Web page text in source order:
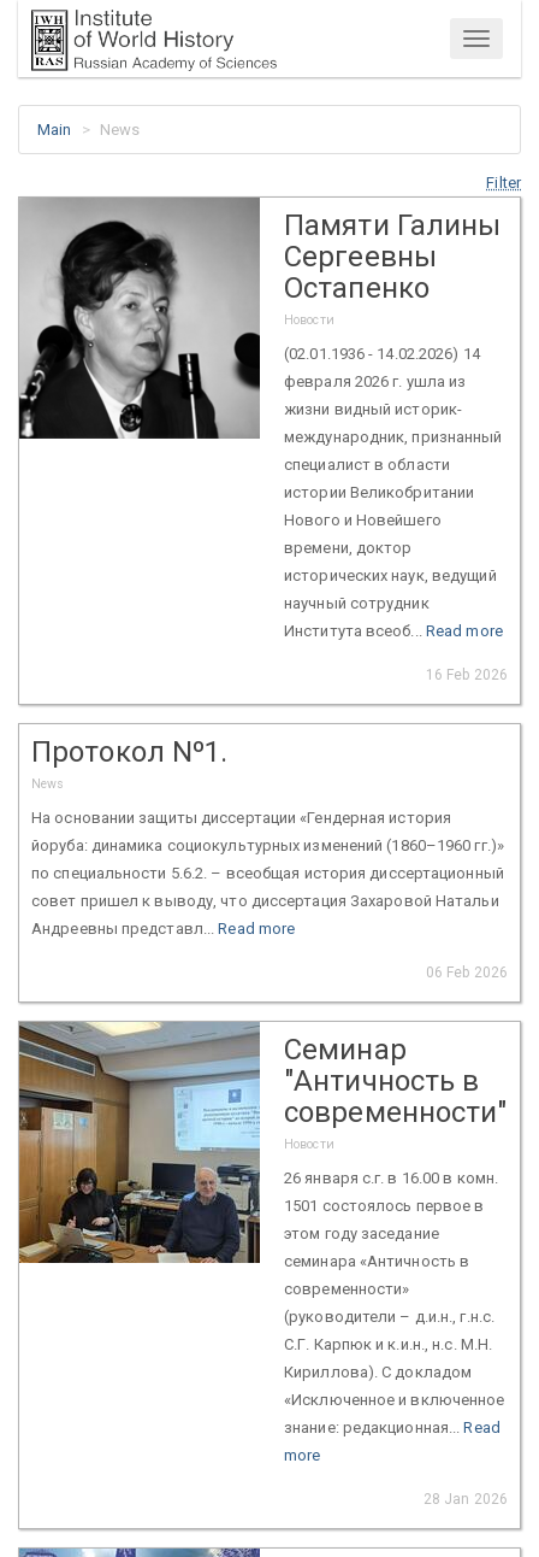
Menu
Main News
Filter
Памяти Галины
Сергеевны
Остапенко
Новости
(02.01.1936 - 14.02.2026) 14
февраля 2026 г. ушла из
жизни видный историк-
международник, признанный
специалист в области
истории Великобритании
Нового и Новейшего
времени, доктор
исторических наук, ведущий
научный сотрудник
Института всеоб... Read more
16 Feb 2026
Протокол Nº1.
News
На основании защиты диссертации «Гендерная история
йоруба: динамика социокультурных изменений (1860–1960 гг.)»
по специальности 5.6.2. – всеобщая история диссертационный
совет пришел к выводу, что диссертация Захаровой Натальи
Андреевны представл...Read more
06 Feb 2026
Семинар
"Античность в
современности"
Новости
26 января с.г. в 16.00 в комн.
1501 состоялось первое в
этом году заседание
семинара «Античность в
современности»
(руководители – д.и.н., г.н.с.
С.Г. Карпюк и к.и.н., н.с. М.Н.
Кириллова). С докладом
«Исключенное и включенное
знание: редакционная...Read
more
28 Jan 2026